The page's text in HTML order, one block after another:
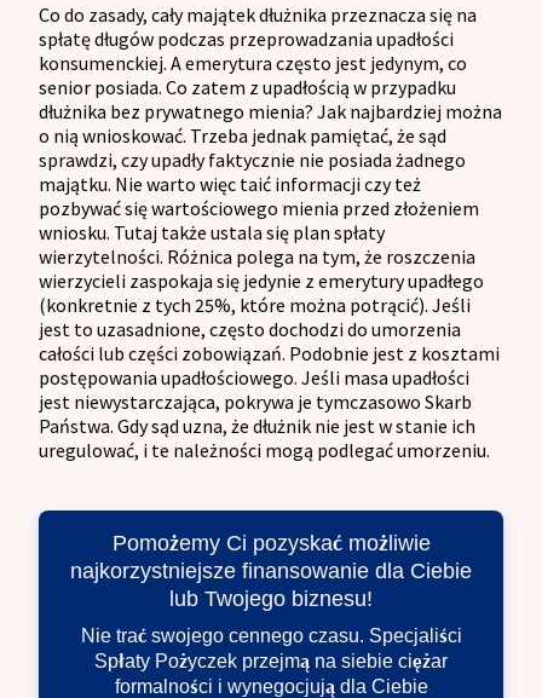
Co do zasady, cały majątek dłużnika przeznacza się na
spłatę długów podczas przeprowadzania upadłości
konsumenckiej. A emerytura często jest jedynym, co
senior posiada. Co zatem z upadłością w przypadku
dłużnika bez prywatnego mienia? Jak najbardziej można
o nią wnioskować. Trzeba jednak pamiętać, że sąd
sprawdzi, czy upadły faktycznie nie posiada żadnego
majątku. Nie warto więc taić informacji czy też
pozbywać się wartościowego mienia przed złożeniem
wniosku. Tutaj także ustala się plan spłaty
wierzytelności. Różnica polega na tym, że roszczenia
wierzycieli zaspokaja się jedynie z emerytury upadłego
(konkretnie z tych 25%, które można potrącić). Jeśli
jest to uzasadnione, często dochodzi do umorzenia
całości lub części zobowiązań. Podobnie jest z kosztami
postępowania upadłościowego. Jeśli masa upadłości
jest niewystarczająca, pokrywa je tymczasowo Skarb
Państwa. Gdy sąd uzna, że dłużnik nie jest w stanie ich
uregulować, i te należności mogą podlegać umorzeniu.
Pomożemy Ci pozyskać możliwie
najkorzystniejsze finansowanie dla Ciebie
lub Twojego biznesu!
Nie trać swojego cennego czasu. Specjaliści
Spłaty Pożyczek przejmą na siebie ciężar
formalności i wynegocjują dla Ciebie